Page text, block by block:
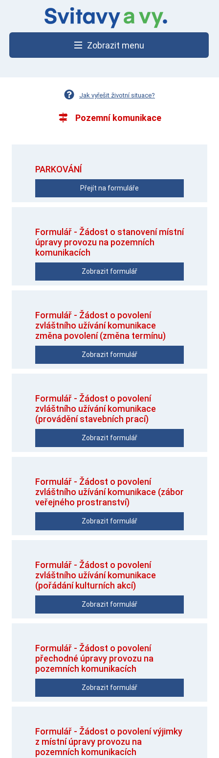
Zobrazit menu
Jak vyřešit životní situace?
Pozemní komunikace
PARKOVÁNÍ
Přejít na formuláře
Formulář - Žádost o stanovení místní
úpravy provozu na pozemních
komunikacích
Zobrazit formulář
Formulář - Žádost o povolení
zvláštního užívání komunikace
změna povolení (změna termínu)
Zobrazit formulář
Formulář - Žádost o povolení
zvláštního užívání komunikace
(provádění stavebních prací)
Zobrazit formulář
Formulář - Žádost o povolení
zvláštního užívání komunikace (zábor
veřejného prostranství)
Zobrazit formulář
Formulář - Žádost o povolení
zvláštního užívání komunikace
(pořádání kulturních akcí)
Zobrazit formulář
Formulář - Žádost o povolení
přechodné úpravy provozu na
pozemních komunikacích
Zobrazit formulář
Formulář - Žádost o povolení výjimky
z místní úpravy provozu na
pozemních komunikacích